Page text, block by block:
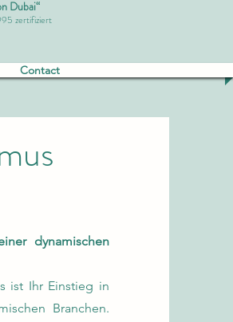
Dubai“
zertifiziert
Contact
dynamischen
ist Ihr Einstieg in
Branchen.